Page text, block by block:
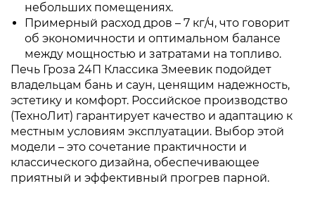
небольших помещениях.
Примерный расход дров – 7 кг/ч, что говорит
об экономичности и оптимальном балансе
между мощностью и затратами на топливо.
Печь Гроза 24П Классика Змеевик подойдет
владельцам бань и саун, ценящим надежность,
эстетику и комфорт. Российское производство
(ТехноЛит) гарантирует качество и адаптацию к
местным условиям эксплуатации. Выбор этой
модели – это сочетание практичности и
классического дизайна, обеспечивающее
приятный и эффективный прогрев парной.